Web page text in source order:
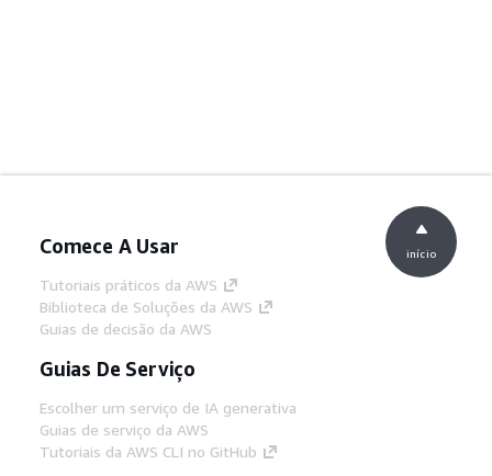
Comece A Usar
Tutoriais práticos da AWS
Biblioteca de Soluções da AWS
Guias de decisão da AWS
Guias De Serviço
Escolher um serviço de IA generativa
Guias de serviço da AWS
Tutoriais da AWS CLI no GitHub
início